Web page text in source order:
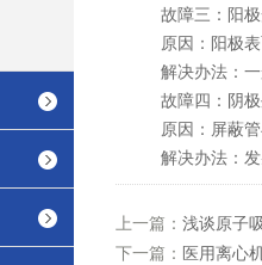
故障三：阳极
原因：阳极表
解决办法：一
故障四：阴极
原因：屏蔽管
解决办法：发
上一篇： 浅谈原子
下一篇： 医用离心